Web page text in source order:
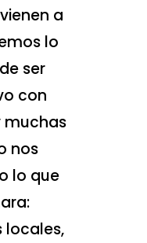
a
lo
ser
con
muchas
nos
lo que
locales,